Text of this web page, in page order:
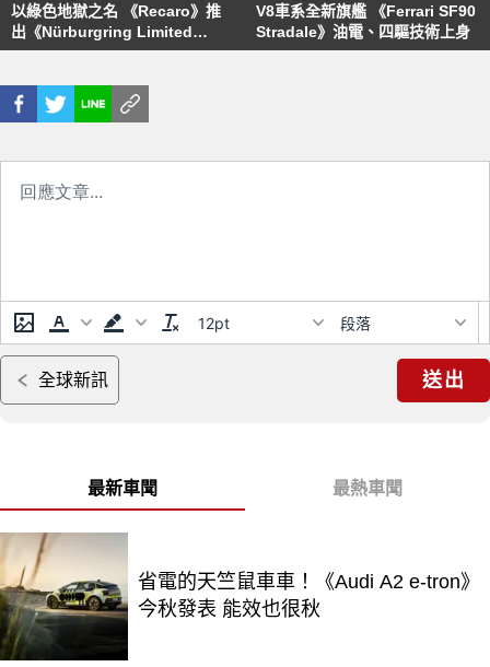
以綠色地獄之名 《Recaro》推
出《Nürburgring Limited
Edition》賽車椅
V8車系全新旗艦 《Ferrari SF90
Stradale》油電、四驅技術上身
12pt 段落
全球新訊 送出
最新車聞 最熱車聞
省電的天竺鼠車車！《Audi A2 e-tron》
今秋發表 能效也很秋